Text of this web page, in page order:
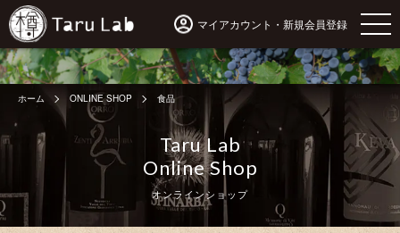
マイアカウント・新規会員登録
ホーム ONLINE SHOP 食品
Taru Lab
Online Shop
オンラインショップ